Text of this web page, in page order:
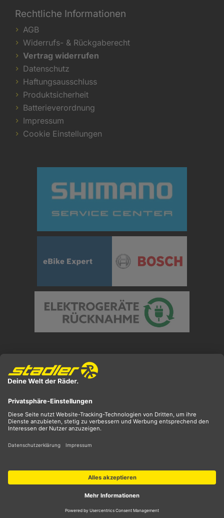
Rechtliche Informationen
AGB
Widerrufs- & Rückgaberecht
Vertrag widerrufen
Datenschutz
Haftungsausschluss
Produktsicherheit
Batterieverordnung
Impressum
Cookie Einstellungen
** ehemaliger UVP
*** Preis entspricht unserem Markteinführungspreis
der aktuellen Saison